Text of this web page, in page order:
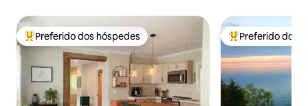
Entre os melhores preferidos dos hóspedes
Preferido dos hóspedes Entre os
Preferido dos